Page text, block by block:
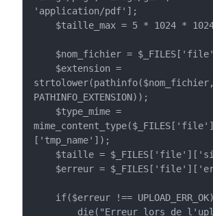
'application/pdf'];
strtolower(pathinfo($nom_fichier,
PATHINFO_EXTENSION));
mime_content_type($_FILES['file']
['tmp_name']);